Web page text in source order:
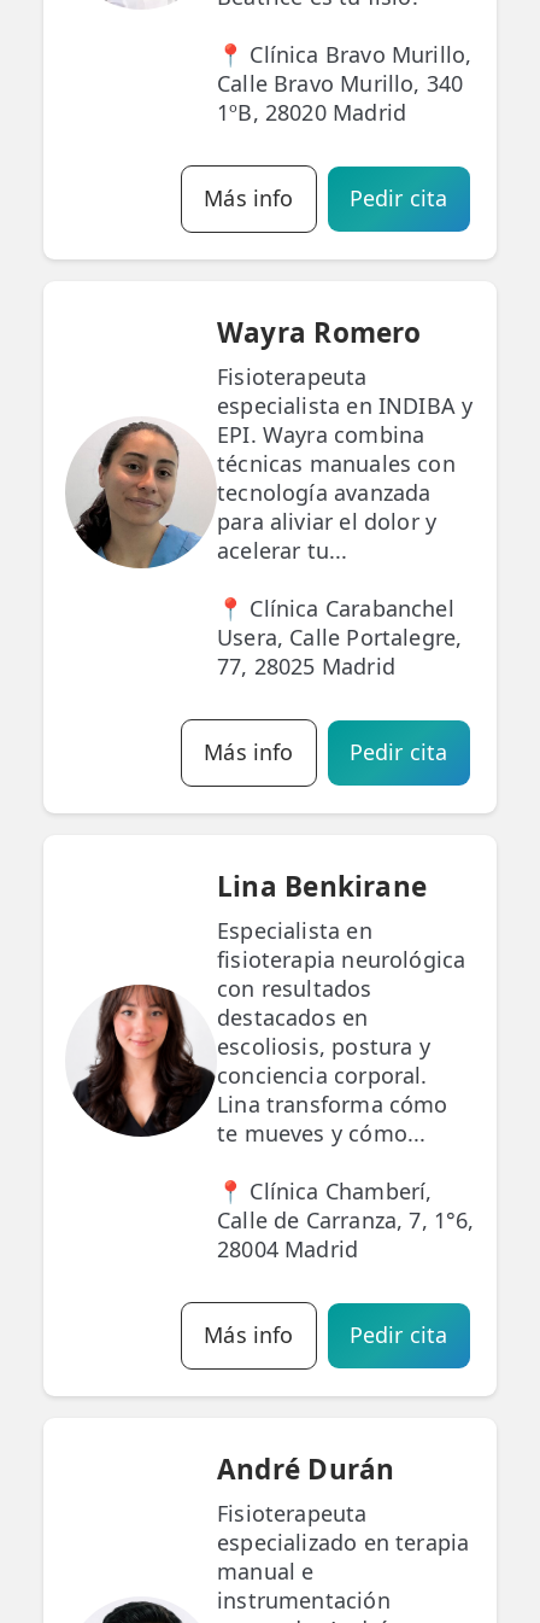
📍 Clínica Bravo Murillo,
Calle Bravo Murillo, 340
1ºB, 28020 Madrid
Más info Pedir cita
Wayra Romero
Fisioterapeuta
especialista en INDIBA y
EPI. Wayra combina
técnicas manuales con
tecnología avanzada
para aliviar el dolor y
acelerar tu...
📍 Clínica Carabanchel
Usera, Calle Portalegre,
77, 28025 Madrid
Más info Pedir cita
Lina Benkirane
Especialista en
fisioterapia neurológica
con resultados
destacados en
escoliosis, postura y
conciencia corporal.
Lina transforma cómo
te mueves y cómo...
📍 Clínica Chamberí,
Calle de Carranza, 7, 1°6,
28004 Madrid
Más info Pedir cita
André Durán
Fisioterapeuta
especializado en terapia
manual e
instrumentación